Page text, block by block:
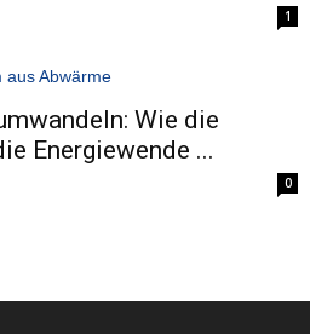
1
Wie die
Energiewende ...
0